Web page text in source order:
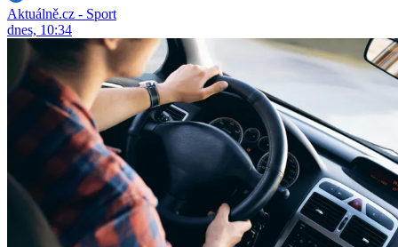
Aktuálně.cz - Sport
dnes, 10:34